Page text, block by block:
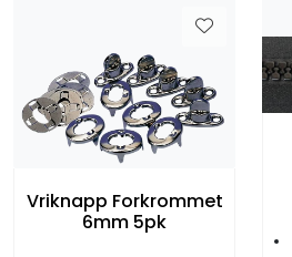
Vriknapp Forkrommet
6mm 5pk